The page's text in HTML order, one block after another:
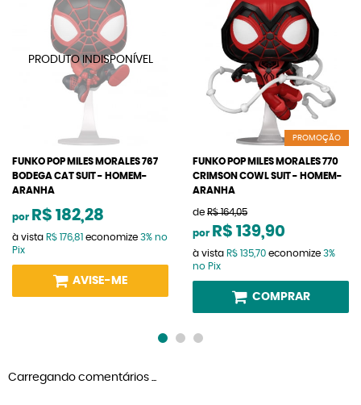
FUNKO POP MILES MORALES 767
BODEGA CAT SUIT - HOMEM-
ARANHA
por R$ 182,28
à vista R$ 176,81 economize 3% no
Pix
AVISE-ME
PROMOÇÃO
FUNKO POP MILES MORALES 770
CRIMSON COWL SUIT - HOMEM-
ARANHA
de R$ 164,05
por R$ 139,90
à vista R$ 135,70 economize 3%
no Pix
COMPRAR
Carregando comentários ...